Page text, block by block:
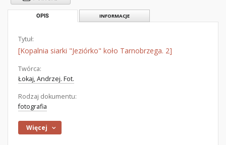
OPIS INFORMACJE
Tytuł:
[Kopalnia siarki "Jeziórko" koło Tarnobrzega. 2]
Twórca:
Łokaj, Andrzej. Fot.
Rodzaj dokumentu:
fotografia
Więcej